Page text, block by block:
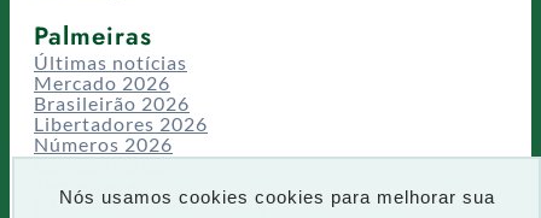
Nós usamos cookies cookies para melhorar sua
Palmeiras
Últimas notícias
Mercado 2026
Brasileirão 2026
Libertadores 2026
Números 2026
Campeonatos
Temporadas
CT/Centro de Excelência